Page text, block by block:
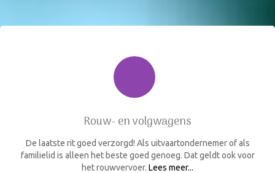
Rouw- en volgwagens
De laatste rit goed verzorgd! Als uitvaartondernemer of als
familielid is alleen het beste goed genoeg. Dat geldt ook voor
het rouwvervoer. Lees meer...